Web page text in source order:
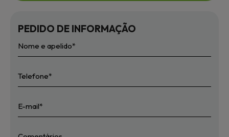
PEDIDO DE INFORMAÇÃO